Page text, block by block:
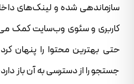
سازماندهی شده و لینک‌های
کاربری و سئوی وب‌سایت کمک
حتی بهترین محتوا را پنهان
جستجو را از دسترسی به آن باز